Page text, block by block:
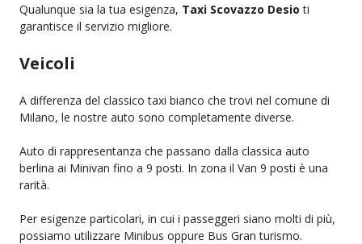
Qualunque sia la tua esigenza, Taxi Scovazzo Desio ti
garantisce il servizio migliore.
Veicoli
A differenza del classico taxi bianco che trovi nel comune di
Milano, le nostre auto sono completamente diverse.
Auto di rappresentanza che passano dalla classica auto
berlina ai Minivan fino a 9 posti. In zona il Van 9 posti è una
rarità.
Per esigenze particolari, in cui i passeggeri siano molti di più,
possiamo utilizzare Minibus oppure Bus Gran turismo.